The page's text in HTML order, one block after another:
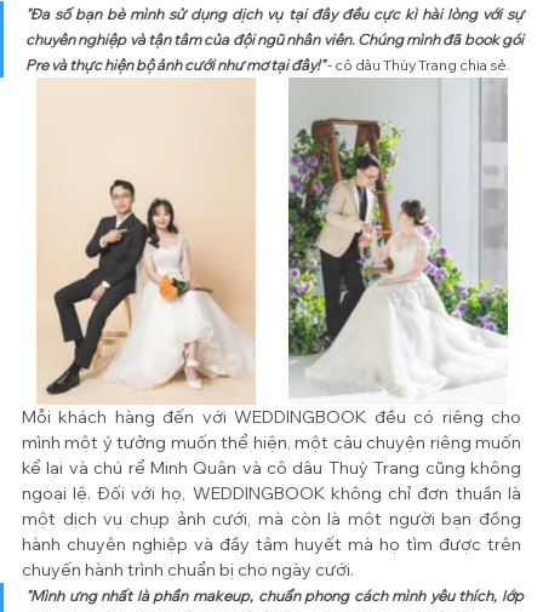
"Đa số bạn bè mình sử dụng dịch vụ tại đây đều cực kì hài lòng với sự
chuyên nghiệp và tận tâm của đội ngũ nhân viên. Chúng mình đã book gói
Pre và thực hiện bộ ảnh cưới như mơ tại đây!" - cô dâu Thùy Trang chia sẻ.
Mỗi khách hàng đến với WEDDINGBOOK đều có riêng cho
mình một ý tưởng muốn thể hiện, một câu chuyện riêng muốn
kể lại và chú rể Minh Quân và cô dâu Thuỳ Trang cũng không
ngoại lệ. Đối với họ, WEDDINGBOOK không chỉ đơn thuần là
một dịch vụ chụp ảnh cưới, mà còn là một người bạn đồng
hành chuyên nghiệp và đầy tâm huyết mà họ tìm được trên
chuyến hành trình chuẩn bị cho ngày cưới.
"Mình ưng nhất là phần makeup, chuẩn phong cách mình yêu thích, lớp